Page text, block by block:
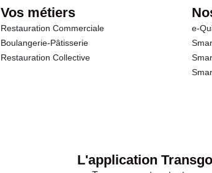
Vos métiers
Restauration Commerciale
Boulangerie-Pâtisserie
Restauration Collective
e-
L'application